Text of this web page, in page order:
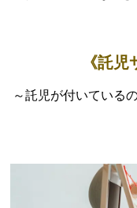
《託
～託児が付いている